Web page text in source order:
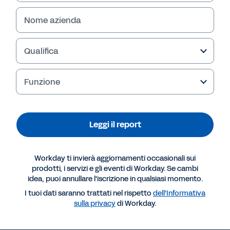
REPORT
Lo stato delle skill a livello mondiale
Nome azienda
Qualifica
Funzione
Leggi il report
Workday ti invierà aggiornamenti occasionali sui
prodotti, i servizi e gli eventi di Workday. Se cambi
idea, puoi annullare l'iscrizione in qualsiasi momento.
I tuoi dati saranno trattati nel rispetto dell'Informativa
sulla privacydi Workday.